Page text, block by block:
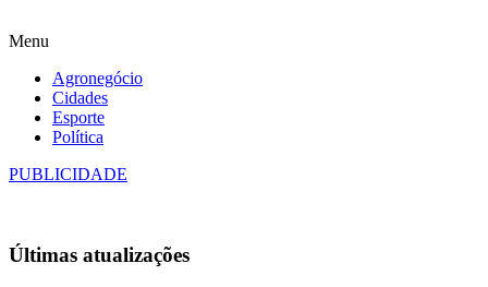
Menu
Agronegócio
Cidades
Esporte
Política
PUBLICIDADE
Últimas atualizações